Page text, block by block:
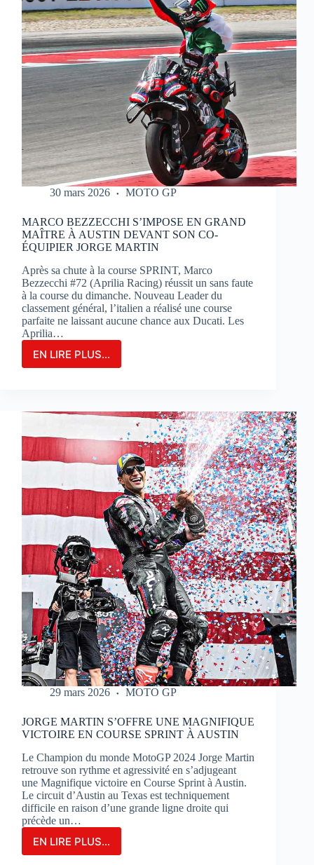
À
PORTIMAO
30 mars 2026 MOTO GP
MARCO BEZZECCHI S’IMPOSE EN GRAND
MAÎTRE À AUSTIN DEVANT SON CO-
ÉQUIPIER JORGE MARTIN
Après sa chute à la course SPRINT, Marco
Bezzecchi #72 (Aprilia Racing) réussit un sans faute
à la course du dimanche. Nouveau Leader du
classement général, l’italien a réalisé une course
parfaite ne laissant aucune chance aux Ducati. Les
Aprilia…
EN LIRE PLUS...
MARCO
GRAND
À
AUSTIN
DEVANT
CO-
ÉQUIPIER
JORGE
MARTIN
29 mars 2026 MOTO GP
JORGE MARTIN S’OFFRE UNE MAGNIFIQUE
VICTOIRE EN COURSE SPRINT À AUSTIN
Le Champion du monde MotoGP 2024 Jorge Martin
retrouve son rythme et agressivité en s’adjugeant
une Magnifique victoire en Course Sprint à Austin.
Le circuit d’Austin au Texas est techniquement
difficile en raison d’une grande ligne droite qui
précède un…
EN LIRE PLUS...
JORGE